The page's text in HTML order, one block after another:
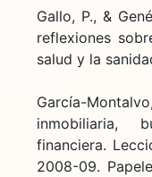
Gallo, P., &
reflexiones
salud y la
García-
inmobiliaria,
financiera.
2008-09.